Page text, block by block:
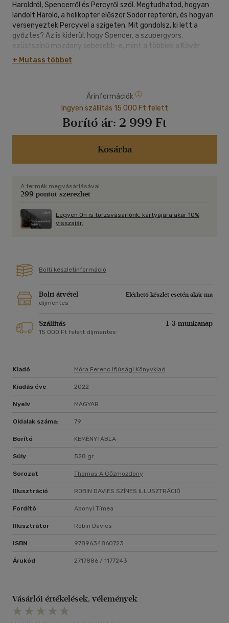
Haroldról, Spencerről és Percyről szól. Megtudhatod, hogyan
landolt Harold, a helikopter először Sodor repterén, és hogyan
versenyeztek Percyvel a szigeten. Mit gondolsz, ki lett a
győztes? Az is kiderül, hogy Spencer, a szupergyors,
ezüstszínű mozdony sebesebb-e, mint a többiek a Kövér
Ellenőr Vasútján. Végül Percyről, a kicsi és pimasz mozdonyról
olvashatsz, aki szereti megtréfálni a társait.
+ Mutass többet
Árinformációk
Ingyen szállítás 15 000 Ft felett
Borító ár: 2 999 Ft
Kosárba
A termék megvásárlásával
299 pontot szerezhet
Legyen Ön is törzsvásárlónk, kártyájára akár 10%
visszajár.
Bolti készletinformáció
Bolti átvétel
Elérhető készlet esetén akár ma
díjmentes
Szállítás 1-3 munkanap
15 000 Ft felett díjmentes
Kiadó Móra Ferenc Ifjúsági Könyvkiad
Kiadás éve 2022
Nyelv MAGYAR
Oldalak száma: 79
Borító KEMÉNYTÁBLA
Súly 528 gr
Sorozat Thomas A Gőzmozdony
Illusztráció ROBIN DAVIES SZÍNES ILLUSZTRÁCIÓ
Fordító Abonyi Tímea
Illusztrátor Robin Davies
ISBN 9789634860723
Árukód 2717886 / 1177243
Vásárlói értékelések, vélemények